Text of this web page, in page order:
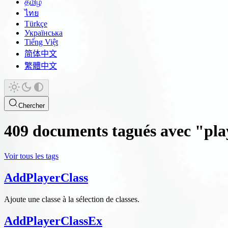
தமிழ்
ไทย
Türkçe
Українська
Tiếng Việt
简体中文
繁體中文
Chercher
409 documents tagués avec
Voir tous les tags
AddPlayerClass
Ajoute une classe à la sélection de classes.
AddPlayerClassEx